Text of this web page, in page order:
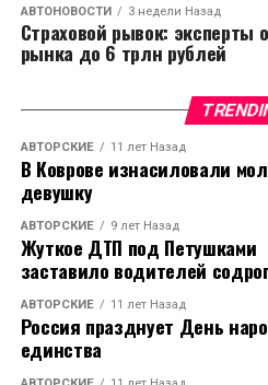
загораем под жарким
физические действия,
поднимаем слишком
продолжительная боль –
Она не только приносит нам
но и истощает
ослабляя защитные функции
жить нельзя!» - утверждает
телеведущая, д.м.н.,
Поэтому с болью необходимо
Лечим, а не
АВТОНОВОСТИ 3 недели Назад
Страховой рывок:
рынка до 6 трлн рублей
АВТОРСКИЕ 11 лет Назад
В Коврове изнасиловали
девушку
АВТОРСКИЕ 9 лет Назад
Жуткое ДТП под Петушками
заставило водителей
АВТОРСКИЕ 11 лет Назад
Россия празднует День
единства